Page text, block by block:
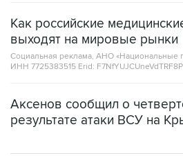
Как российские
выходят на мировые рынки
Социальная реклама, АНО «Национальные
ИНН 7725383515 Erid:
Аксенов сообщил о
результате атаки ВСУ на